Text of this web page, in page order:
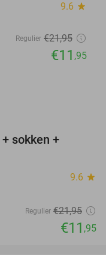
9.6 star
Regulier €21,95
€11 ,95
sokken +
9.6 star
Regulier €21,95
€11 ,95